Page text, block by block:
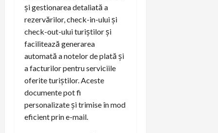
și gestionarea detaliată a
rezervărilor, check-in-ului și
check-out-ului turiștilor și
facilitează generarea
automată a notelor de plată și
a facturilor pentru serviciile
oferite turiștilor. Aceste
documente pot fi
personalizate și trimise în mod
eficient prin e-mail.